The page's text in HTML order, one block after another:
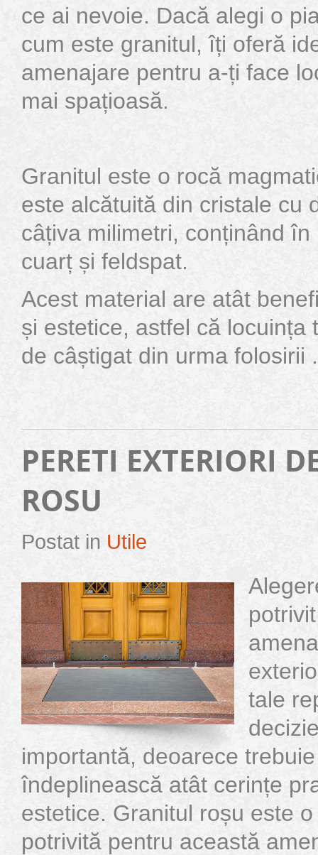
ce ai nevoie. Dacă alegi o
cum este granitul, îți oferă
amenajare pentru a-ți face
mai spațioasă.
Granitul este o rocă
este alcătuită din cristale cu
câțiva milimetri, conținând în
cuarț și feldspat.
Acest material are atât
și estetice, astfel că locuința
de câștigat din urma folosirii
PERETI EXTERIORI
ROSU
Postat in Utile
tale
importantă, deoarece
îndeplinească atât cerințe
estetice. Granitul roșu este
potrivită pentru această